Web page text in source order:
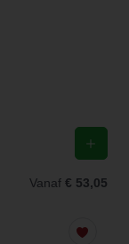
Vanaf € 53,05